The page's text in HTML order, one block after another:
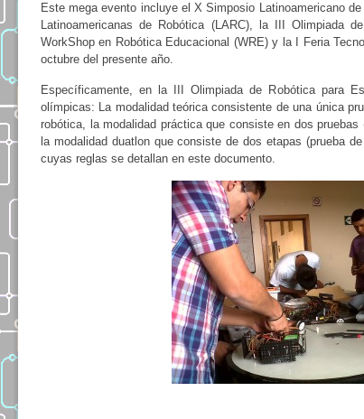
Este mega evento incluye el X Simposio Latinoamericano
Latinoamericanas de Robótica (LARC), la III Olimpiada
WorkShop en Robótica Educacional (WRE) y la I Feria
octubre del presente año.
Específicamente, en la III Olimpiada de Robótica para
olímpicas: La modalidad teórica consistente de una única
robótica, la modalidad práctica que consiste en dos
la modalidad duatlon que consiste de dos etapas (prueba
cuyas reglas se detallan en este documento.